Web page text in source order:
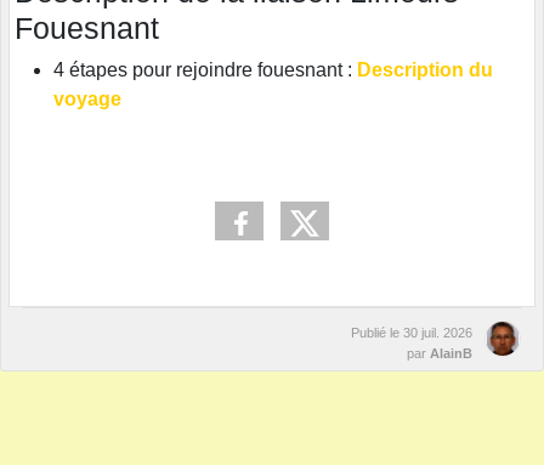
Fouesnant
4 étapes pour rejoindre fouesnant : Description du
voyage
Publié le 30 juil. 2026
par AlainB